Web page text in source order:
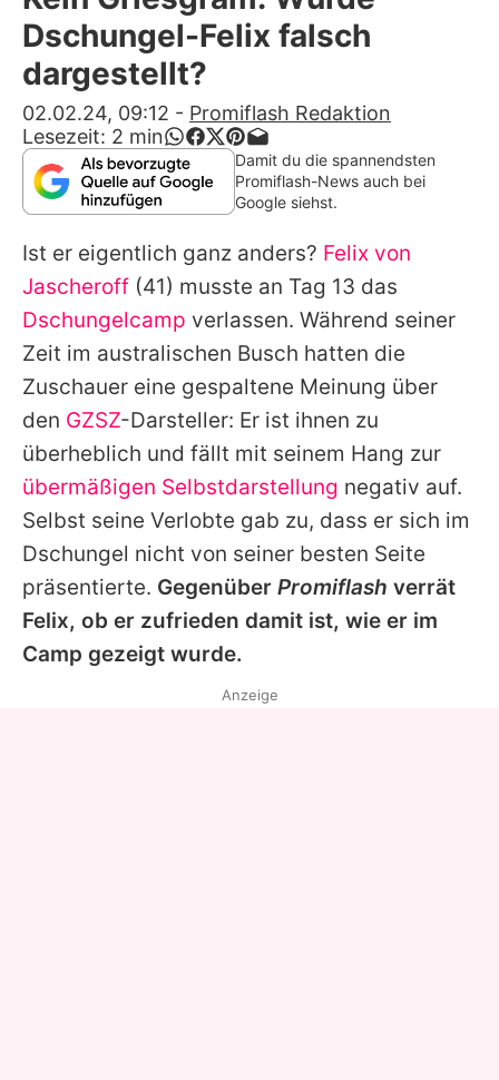
Alle Themen auf Promiflash
App runterladen
Team
Redaktionelle Richtlinien
Impressum
Datenschutzerklärung
Nutzungsbedingungen
Utiq verwalten
Dschungel-Felix falsch
dargestellt?
02.02.24, 09:12 - Promiflash Redaktion
Lesezeit: 2 min
Damit du die spannendsten
Promiflash-News auch bei
Google siehst.
Ist er eigentlich ganz anders? Felix von
Jascheroff (41) musste an Tag 13 das
Dschungelcamp verlassen. Während seiner
Zeit im australischen Busch hatten die
Zuschauer eine gespaltene Meinung über
den GZSZ-Darsteller: Er ist ihnen zu
überheblich und fällt mit seinem Hang zur
übermäßigen Selbstdarstellung negativ auf.
Selbst seine Verlobte gab zu, dass er sich im
Dschungel nicht von seiner besten Seite
präsentierte. Gegenüber Promiflash verrät
Felix, ob er zufrieden damit ist, wie er im
Camp gezeigt wurde.
Anzeige